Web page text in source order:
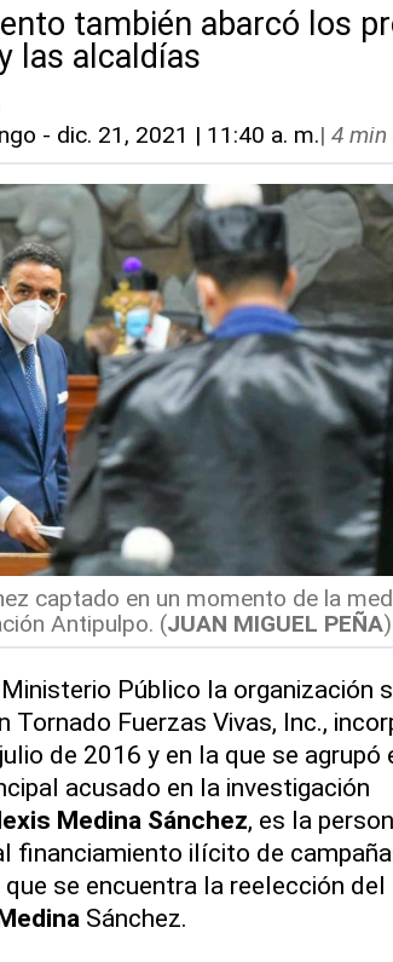
también abarcó los
las alcaldías
- dic. 21, 2021 | 11:40 a. m.| 4 min
captado en un momento de la
Antipulpo. (JUAN MIGUEL PEÑA)
Público la organización
Tornado Fuerzas Vivas, Inc.,
de 2016 y en la que se agrupó
acusado en la investigación
Medina Sánchez, es la
financiamiento ilícito de
se encuentra la reelección del
Sánchez.